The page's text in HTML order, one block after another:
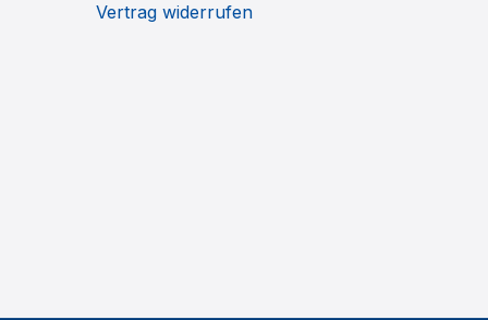
Vertrag widerrufen